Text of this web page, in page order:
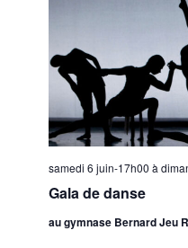
Gala de danse
samedi 6 juin-17h00 à
au gymnase Bernard Jeu